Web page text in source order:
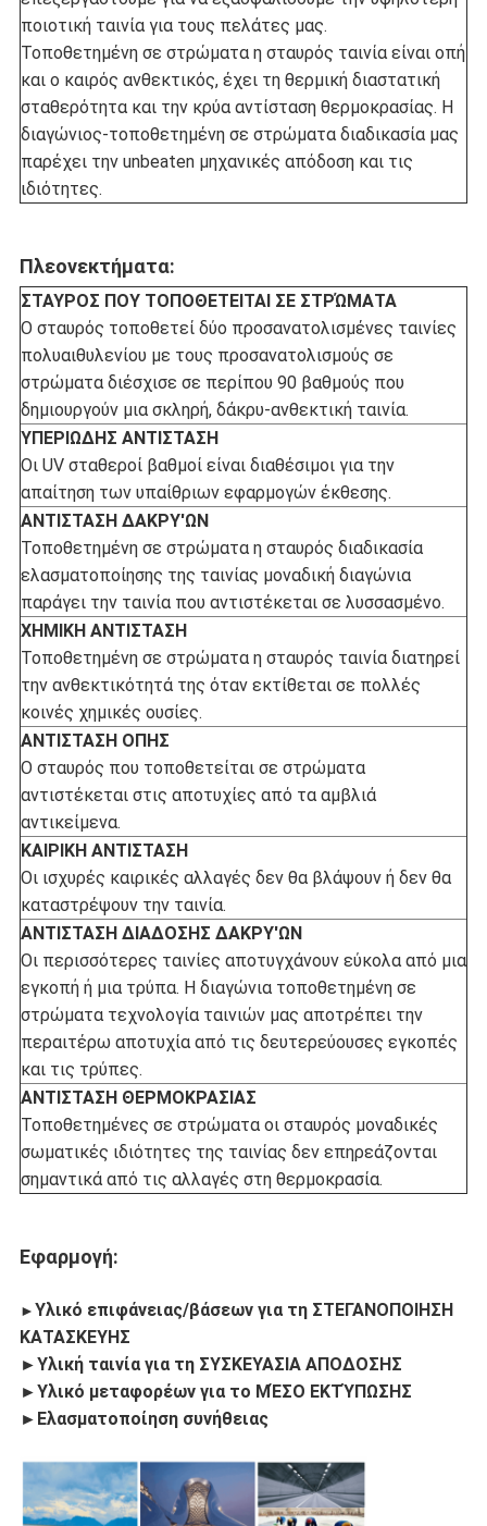
ποιοτική ταινία για τους πελάτες μας.
Τοποθετημένη σε στρώματα η σταυρός ταινία είναι οπή
και ο καιρός ανθεκτικός, έχει τη θερμική διαστατική
σταθερότητα και την κρύα αντίσταση θερμοκρασίας. Η
διαγώνιος-τοποθετημένη σε στρώματα διαδικασία μας
παρέχει την unbeaten μηχανικές απόδοση και τις
ιδιότητες.
Πλεονεκτήματα:
ΣΤΑΥΡΟΣ ΠΟΥ ΤΟΠΟΘΕΤΕΙΤΑΙ ΣΕ ΣΤΡΏΜΑΤΑ
Ο σταυρός τοποθετεί δύο προσανατολισμένες ταινίες
πολυαιθυλενίου με τους προσανατολισμούς σε
στρώματα διέσχισε σε περίπου 90 βαθμούς που
δημιουργούν μια σκληρή, δάκρυ-ανθεκτική ταινία.
ΥΠΕΡΙΩΔΗΣ ΑΝΤΙΣΤΑΣΗ
Οι UV σταθεροί βαθμοί είναι διαθέσιμοι για την
απαίτηση των υπαίθριων εφαρμογών έκθεσης.
ΑΝΤΙΣΤΑΣΗ ΔΑΚΡΥ'ΩΝ
Τοποθετημένη σε στρώματα η σταυρός διαδικασία
ελασματοποίησης της ταινίας μοναδική διαγώνια
παράγει την ταινία που αντιστέκεται σε λυσσασμένο.
ΧΗΜΙΚΗ ΑΝΤΙΣΤΑΣΗ
Τοποθετημένη σε στρώματα η σταυρός ταινία διατηρεί
την ανθεκτικότητά της όταν εκτίθεται σε πολλές
κοινές χημικές ουσίες.
ΑΝΤΙΣΤΑΣΗ ΟΠΗΣ
Ο σταυρός που τοποθετείται σε στρώματα
αντιστέκεται στις αποτυχίες από τα αμβλιά
αντικείμενα.
ΚΑΙΡΙΚΗ ΑΝΤΙΣΤΑΣΗ
Οι ισχυρές καιρικές αλλαγές δεν θα βλάψουν ή δεν θα
καταστρέψουν την ταινία.
ΑΝΤΙΣΤΑΣΗ ΔΙΑΔΟΣΗΣ ΔΑΚΡΥ'ΩΝ
Οι περισσότερες ταινίες αποτυγχάνουν εύκολα από μια
εγκοπή ή μια τρύπα. Η διαγώνια τοποθετημένη σε
στρώματα τεχνολογία ταινιών μας αποτρέπει την
περαιτέρω αποτυχία από τις δευτερεύουσες εγκοπές
και τις τρύπες.
ΑΝΤΙΣΤΑΣΗ ΘΕΡΜΟΚΡΑΣΙΑΣ
Τοποθετημένες σε στρώματα οι σταυρός μοναδικές
σωματικές ιδιότητες της ταινίας δεν επηρεάζονται
σημαντικά από τις αλλαγές στη θερμοκρασία.
Εφαρμογή:
►Υλικό επιφάνειας/βάσεων για τη ΣΤΕΓΑΝΟΠΟΙΗΣΗ
ΚΑΤΑΣΚΕΥΗΣ
►Υλική ταινία για τη ΣΥΣΚΕΥΑΣΙΑ ΑΠΟΔΟΣΗΣ
►Υλικό μεταφορέων για το ΜΈΣΟ ΕΚΤΎΠΩΣΗΣ
►Ελασματοποίηση συνήθειας